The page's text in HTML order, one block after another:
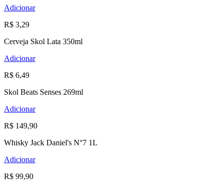
Adicionar
R$ 3,29
Cerveja Skol Lata 350ml
Adicionar
R$ 6,49
Skol Beats Senses 269ml
Adicionar
R$ 149,90
Whisky Jack Daniel's N°7 1L
Adicionar
R$ 99,90